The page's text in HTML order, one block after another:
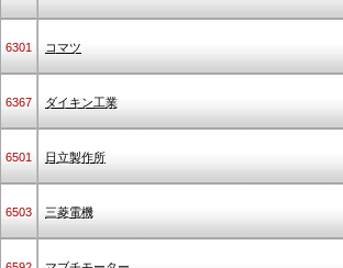
6301 コマツ
6367 ダイキン工業
6501 日立製作所
6503 三菱電機